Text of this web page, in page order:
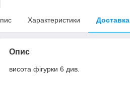
Характеристики Доставка
Опис
висота фігурки 6 див.